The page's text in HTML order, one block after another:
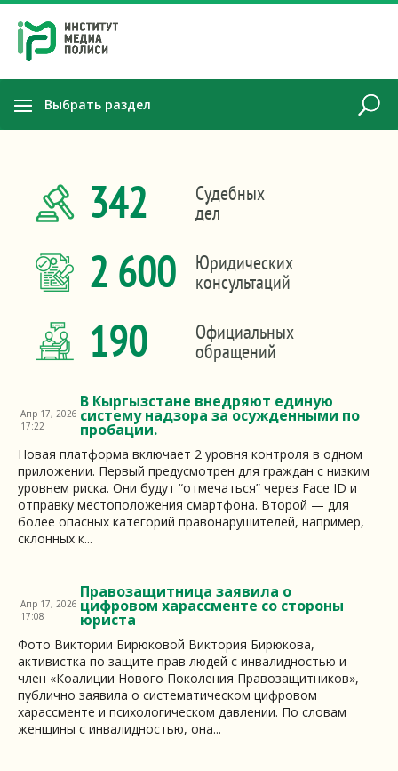
Выбрать раздел
342 Судебных
дел
2 600 Юридических
консультаций
190 Официальных
обращений
В Кыргызстане внедряют единую
систему надзора за осужденными по
пробации.
Апр 17, 2026
17:22
Новая платформа включает 2 уровня контроля в одном
приложении. Первый предусмотрен для граждан с низким
уровнем риска. Они будут “отмечаться” через Face ID и
отправку местоположения смартфона. Второй — для
более опасных категорий правонарушителей, например,
склонных к...
Правозащитница заявила о
цифровом харассменте со стороны
юриста
Апр 17, 2026
17:08
Фото Виктории Бирюковой Виктория Бирюкова,
активистка по защите прав людей с инвалидностью и
член «Коалиции Нового Поколения Правозащитников»,
публично заявила о систематическом цифровом
харассменте и психологическом давлении. По словам
женщины с инвалидностью, она...